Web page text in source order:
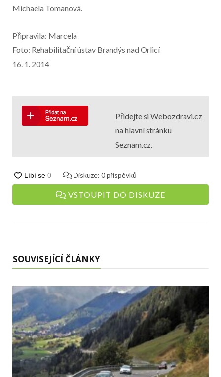
Michaela Tomanová.
Připravila: Marcela
Foto: Rehabilitační ústav Brandýs nad Orlicí
16. 1. 2014
Přidejte si Webozdravi.cz
na hlavní stránku
Seznam.cz.
Diskuze: 0příspěvků
VSTOUPIT DO DISKUZE
SOUVISEJÍCÍ ČLÁNKY